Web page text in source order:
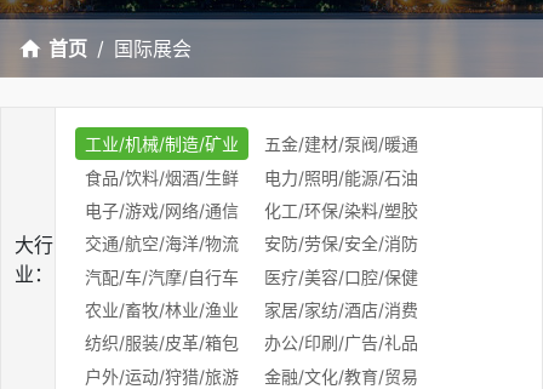
首页 国际展会
大行
业：
工业/机械/制造/矿业
五金/建材/泵阀/暖通
食品/饮料/烟酒/生鲜
电力/照明/能源/石油
电子/游戏/网络/通信
化工/环保/染料/塑胶
交通/航空/海洋/物流
安防/劳保/安全/消防
汽配/车/汽摩/自行车
医疗/美容/口腔/保健
农业/畜牧/林业/渔业
家居/家纺/酒店/消费
纺织/服装/皮革/箱包
办公/印刷/广告/礼品
户外/运动/狩猎/旅游
金融/文化/教育/贸易